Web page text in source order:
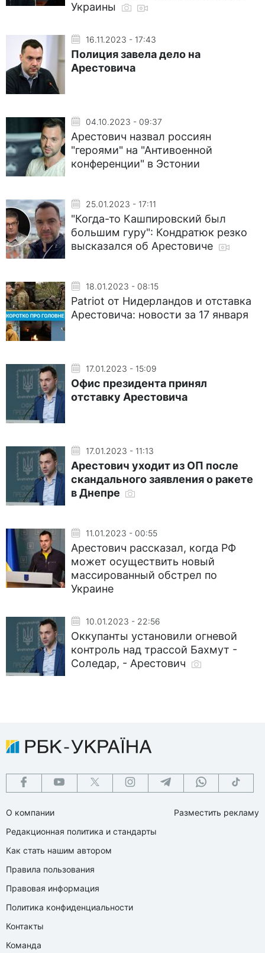
Украины
16.11.2023 - 17:43
Полиция завела дело на
Арестовича
04.10.2023 - 09:37
Арестович назвал россиян
"героями" на "Антивоенной
конференции" в Эстонии
25.01.2023 - 17:11
"Когда-то Кашпировский был
большим гуру": Кондратюк резко
высказался об Арестовиче
18.01.2023 - 08:15
Patriot от Нидерландов и отставка
Арестовича: новости за 17 января
17.01.2023 - 15:09
Офис президента принял
отставку Арестовича
17.01.2023 - 11:13
Арестович уходит из ОП после
скандального заявления о ракете
в Днепре
11.01.2023 - 00:55
Арестович рассказал, когда РФ
может осуществить новый
массированный обстрел по
Украине
10.01.2023 - 22:56
Оккупанты установили огневой
контроль над трассой Бахмут -
Соледар, - Арестович
О компании
Редакционная политика и стандарты
Как стать нашим автором
Правила пользования
Правовая информация
Политика конфиденциальности
Контакты
Команда
Разместить рекламу